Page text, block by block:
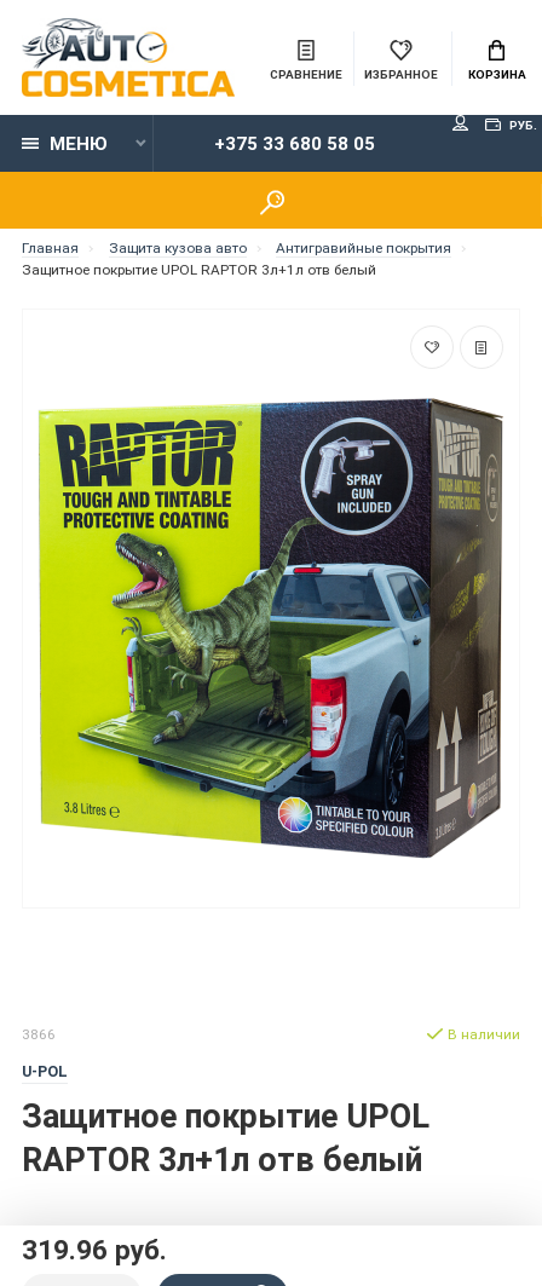
СРАВНЕНИЕ ИЗБРАННОЕ КОРЗИНА
МЕНЮ +375 33 680 58 05
РУБ.
Главная Защита кузова авто
Антигравийные покрытия
Защитное покрытие UPOL RAPTOR 3л+1л отв белый
3866
U-POL
Защитное покрытие UPOL
RAPTOR 3л+1л отв белый
В наличии
319.96 руб.